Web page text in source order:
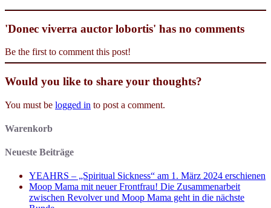
'Donec viverra auctor lobortis' has no comments
Be the first to comment this post!
Would you like to share your thoughts?
You must be logged in to post a comment.
Warenkorb
Neueste Beiträge
YEAHRS – „Spiritual Sickness“ am 1. März 2024 erschienen
Moop Mama mit neuer Frontfrau! Die Zusammenarbeit
zwischen Revolver und Moop Mama geht in die nächste